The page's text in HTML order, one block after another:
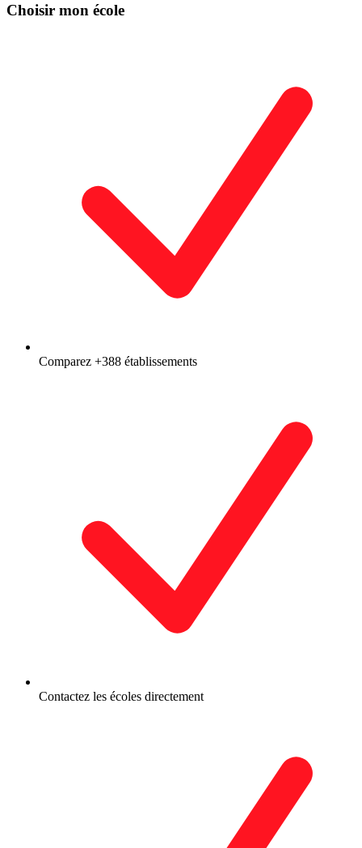
Choisir mon école
Comparez +388 établissements
Contactez les écoles directement